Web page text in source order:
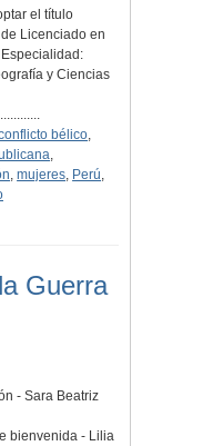
el título
Licenciado en
y Ciencias
bélico,
,
,mujeres, Perú,
Guerra
- Sara Beatriz
bienvenida - Lilia